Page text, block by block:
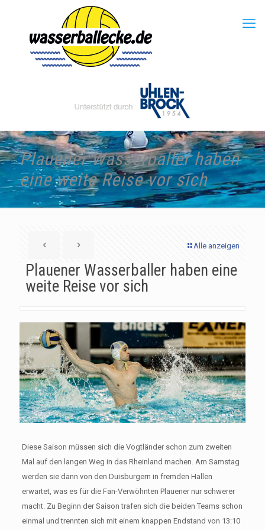
Plauener Wasserballer haben
eine weite Reise vor sich
Alle anzeigen
Plauener Wasserballer haben eine
weite Reise vor sich
Diese Saison müssen sich die Vogtländer schon zum zweiten
Mal auf den langen Weg in das Rheinland machen. Am Samstag
werden sie dann von den Duisburgern in fremden Hallen
erwartet, was es für die Fan-Verwöhnten Plauener nur schwerer
macht. Zu Beginn der Saison trafen sich die beiden Teams schon
einmal und trennten sich mit einem knappen Endstand von 13:10